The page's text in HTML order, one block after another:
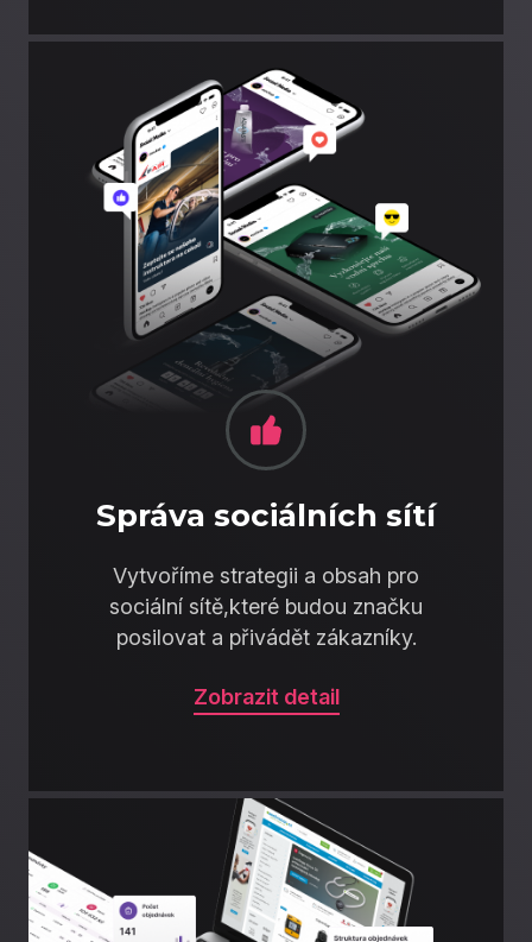
Správa sociálních sítí
Vytvoříme strategii a obsah pro
sociální sítě,které budou značku
posilovat a přivádět zákazníky.
Zobrazit detail